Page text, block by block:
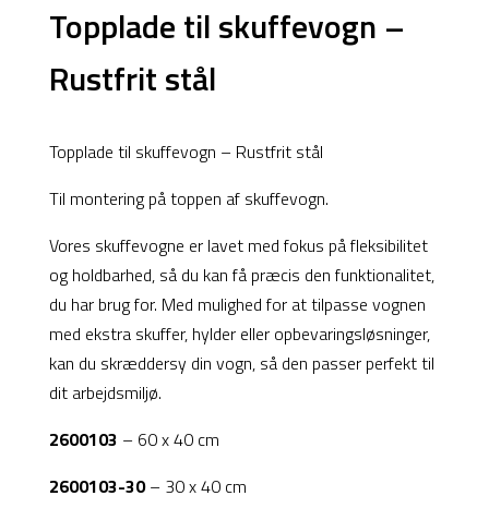
Products
Topplade til skuffevogn –
Rustfrit stål
Topplade til skuffevogn – Rustfrit stål
Til montering på toppen af skuffevogn.
Vores skuffevogne er lavet med fokus på fleksibilitet
og holdbarhed, så du kan få præcis den funktionalitet,
du har brug for. Med mulighed for at tilpasse vognen
med ekstra skuffer, hylder eller opbevaringsløsninger,
kan du skræddersy din vogn, så den passer perfekt til
dit arbejdsmiljø.
2600103 – 60 x 40 cm
2600103-30– 30 x 40 cm